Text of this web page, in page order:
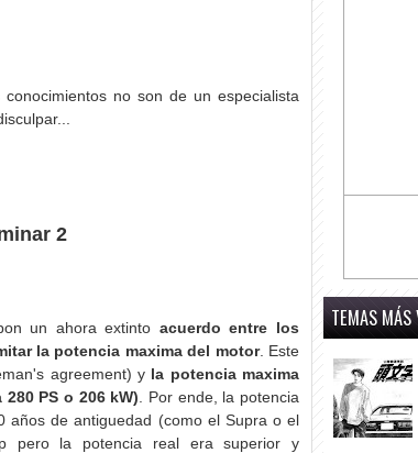
no son de un especialista
2
un ahora extinto acuerdo entre los
la potencia maxima del motor. Este
agreement) y la potencia maxima
PS o 206 kW) . Por ende, la potencia
de antiguedad (como el Supra o el
pero la potencia real era superior y
TEMAS MÁS